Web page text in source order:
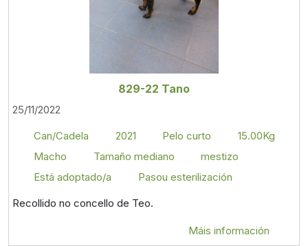
829-22 Tano
25/11/2022
Can/Cadela
2021 Pelo curto
15.00Kg
Macho
Tamaño mediano
mestizo
Está adoptado/a
Pasou esterilización
Recollido no concello de Teo.
Máis información